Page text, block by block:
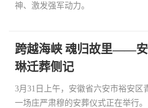
神、激发强军动力。
跨越海峡 魂归故里——
琳迁葬侧记
3月31日上午，安徽省六安市裕安区
一场庄严肃穆的安葬仪式正在举行。